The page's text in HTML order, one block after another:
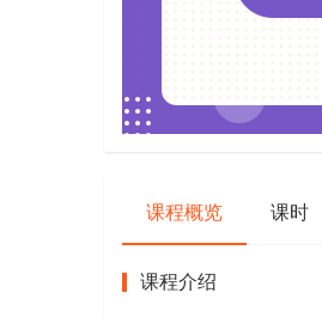
课程概览 课时
课程介绍